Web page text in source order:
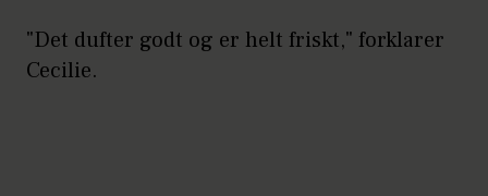
"Det dufter godt og er helt friskt," forklarer
Cecilie.